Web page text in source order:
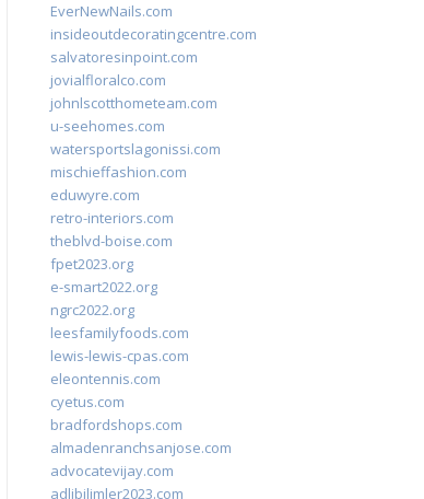
EverNewNails.com
insideoutdecoratingcentre.com
salvatoresinpoint.com
jovialfloralco.com
johnlscotthometeam.com
u-seehomes.com
watersportslagonissi.com
mischieffashion.com
eduwyre.com
retro-interiors.com
theblvd-boise.com
fpet2023.org
e-smart2022.org
ngrc2022.org
leesfamilyfoods.com
lewis-lewis-cpas.com
eleontennis.com
cyetus.com
bradfordshops.com
almadenranchsanjose.com
advocatevijay.com
adlibilimler2023.com